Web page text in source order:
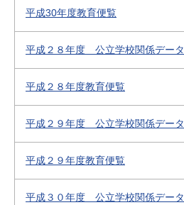
平成30年度教育便覧
平成２８年度 公立学校関係データ
平成２８年度教育便覧
平成２９年度 公立学校関係データ
平成２９年度教育便覧
平成３０年度 公立学校関係データ